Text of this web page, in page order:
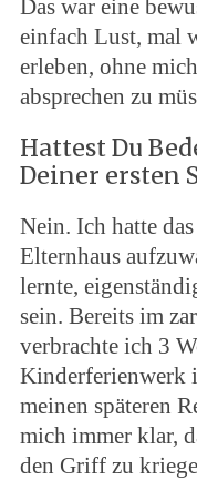
Das war eine
einfach Lust, mal
erleben, ohne
absprechen zu
Hattest Du
Deiner ersten
Nein. Ich hatte
Elternhaus
lernte,
sein. Bereits im
verbrachte ich 3
Kinderferienwerk
meinen späteren
mich immer klar,
den Griff zu